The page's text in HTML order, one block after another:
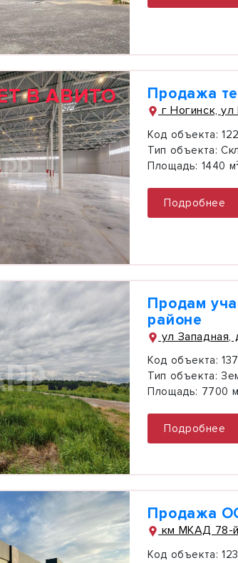
В АВИТО Продажа
г Ногинск,
Код объекта:
Тип объекта:
Площадь: 1440
Подробнее
Продам
районе
ул Западная,
Код объекта:
Тип объекта:
Площадь: 7700
Подробнее
Продажа
км МКАД 78-
Код объекта: